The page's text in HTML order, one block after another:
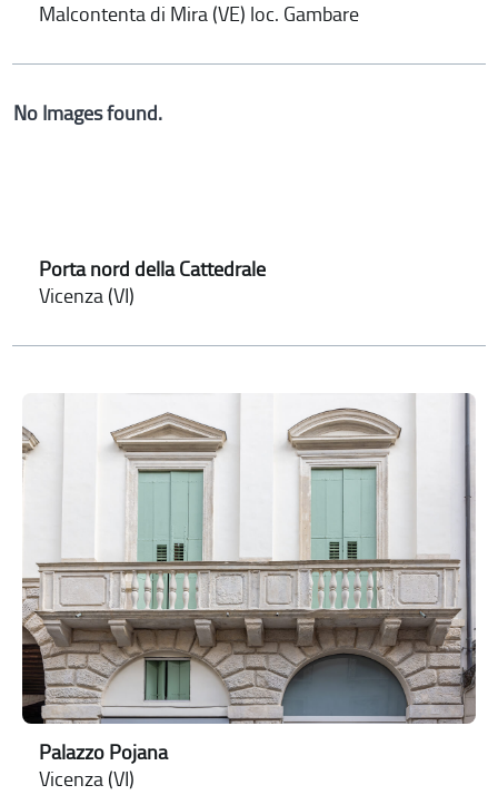
Malcontenta di Mira (VE) loc. Gambare
No Images found.
Porta nord della Cattedrale
Vicenza (VI)
Palazzo Pojana
Vicenza (VI)